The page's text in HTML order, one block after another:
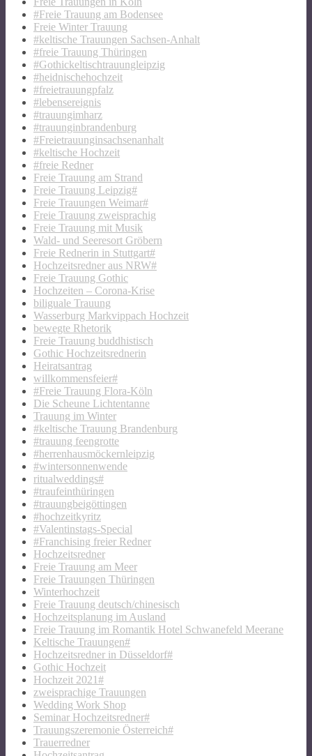
#Freie Trauung am Bodensee
Freie Winter Trauung
#keltische Trauungen Sachsen-Anhalt
#freie Trauung Thüringen
#Gothickeltischtrauungleipzig
#heidnischehochzeit
#freietrauungpfalz
#lebensereignis
#trauungimharz
#trauunginbrandenburg
#Freietrauunginsachsenanhalt
#keltische Hochzeit
#freie Redner
Freie Trauung am Strand
Freie Trauung Leipzig#
Freie Trauungen Weimar#
Freie Trauung zweisprachig
Freie Trauung mit Musik
Wald- und Seeresort Gröbern
Freie Rednerin in Stuttgart#
Hochzeitsredner aus NRW#
Freie Trauung Gothic
Hochzeiten – Corona-Krise
biliguale Trauung
Wasserburg Markvippach Hochzeit
bewegte Rhetorik
Freie Trauung buddhistisch
Gothic Hochzeitsrednerin
Heiratsantrag
willkommensfeier#
#Freie Trauung Flora-Köln
Die Scheune Lichtentanne
Trauung im Winter
#keltische Trauung Brandenburg
#trauung feengrotte
#herrenhausmöckernleipzig
#wintersonnenwende
ritualweddings#
#traufeinthüringen
#trauungbeigöttingen
#hochzeitkyritz
#Valentinstags-Special
#Franchising freier Redner
Hochzeitsredner
Freie Trauung am Meer
Freie Trauungen Thüringen
Winterhochzeit
Freie Trauung deutsch/chinesisch
Hochzeitsplanung im Ausland
Freie Trauung im Romantik Hotel Schwanefeld Meerane
Keltische Trauungen#
Hochzeitsredner in Düsseldorf#
Gothic Hochzeit
Hochzeit 2021#
zweisprachige Trauungen
Wedding Work Shop
Seminar Hochzeitsredner#
Trauungszeremonie Österreich#
Trauerredner